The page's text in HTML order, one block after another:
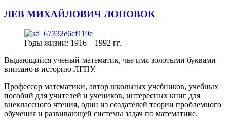
ЛЕВ МИХАЙЛОВИЧ ЛОПОВОК
Годы жизни: 1916 – 1992 гг.
Выдающийся ученый-математик, чье имя золотыми буквами
вписано в историю ЛГПУ.
Профессор математики, автор школьных учебников, учебных
пособий для учителей и учеников, интересных книг для
внеклассного чтения, один из создателей теории проблемного
обучения и развивающей системы задач по математике.